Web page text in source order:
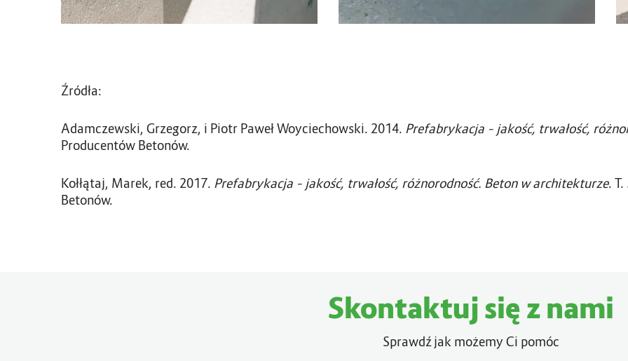
Źródła:
Adamczewski, Grzegorz, i Piotr Paweł Woyciechowski. 2014. Prefabrykacja – jakość, trwałość,
Producentów Betonów.
Kołłątaj, Marek, red. 2017. Prefabrykacja – jakość, trwałość, różnorodność. Beton w architekturze.
Betonów.
Skontaktuj się z nami
Sprawdź jak możemy Ci pomóc